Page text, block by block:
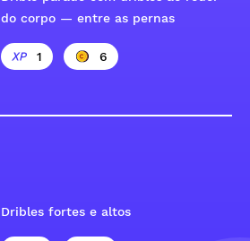
do corpo — entre as pernas
1 6
Dribles fortes e altos